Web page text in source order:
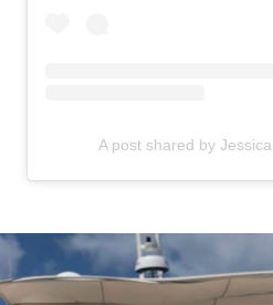
A post shared by